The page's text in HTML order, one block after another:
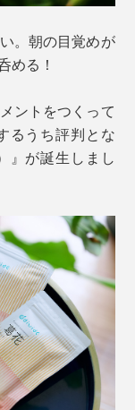
。朝の目覚めが
める！
ントをつくって
るうち評判とな
』が誕生しまし